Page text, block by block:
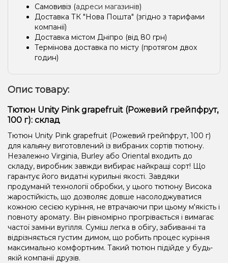
Самовивіз (адреси магазинів)
Доставка ТК "Нова Пошта" (згідно з тарифами
компанії)
Доставка містом Дніпро (від 80 грн)
Термінова доставка по місту (протягом двох
годин)
Опис товару:
Тютюн Unity Pink grapefruit (Рожевий грейпфрут,
100 г): склад
Тютюн Unity Pink grapefruit (Рожевий грейпфрут, 100 г)
для кальяну виготовлений із вибраних сортів тютюну.
Незалежно Virginia, Burley або Oriental входить до
складу, виробник завжди вибирає найкращі сорт! Що
гарантує його видатні курильні якості. Завдяки
продуманій технології обробки, у цього тютюну Висока
жаростійкість, що дозволяє довше насолоджуватися
кожною сесією куріння, не втрачаючи при цьому м'якість і
повноту аромату. Він рівномірно прогрівається і вимагає
частої заміни вугілля. Суміш легка в обігу, забиванні та
відрізняється густим димом, що робить процес куріння
максимально комфортним. Такий тютюн підійде у будь-
якій компанії друзів.